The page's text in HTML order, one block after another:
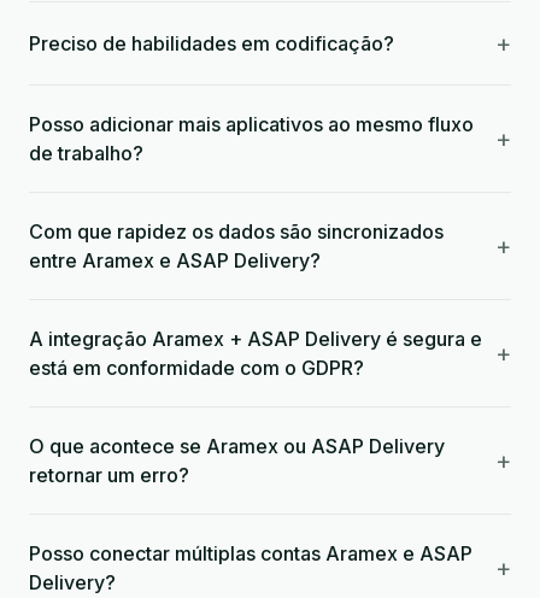
Preciso de habilidades em codificação? +
Posso adicionar mais aplicativos ao mesmo fluxo
de trabalho?
+
Com que rapidez os dados são sincronizados
entre Aramex e ASAP Delivery?
+
A integração Aramex + ASAP Delivery é segura e
está em conformidade com o GDPR?
+
O que acontece se Aramex ou ASAP Delivery
retornar um erro?
+
Posso conectar múltiplas contas Aramex e ASAP
Delivery?
+